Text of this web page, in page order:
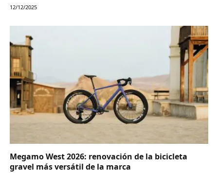
12/12/2025
Megamo West 2026: renovación de la bicicleta
gravel más versátil de la marca